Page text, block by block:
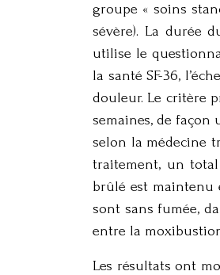
groupe « soins
sévère). La durée
utilise le
la santé SF-36,
douleur. Le critère
semaines, de
selon la médecine
traitement, un
brûlé est maintenu
sont sans fumée,
entre la
Les résultats ont